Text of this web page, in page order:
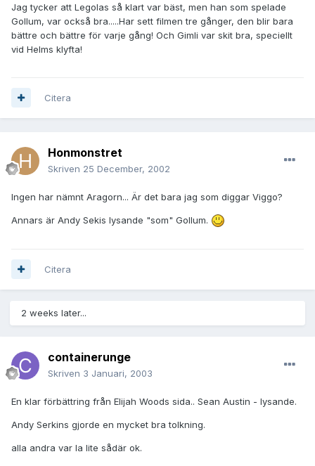
Jag tycker att Legolas så klart var bäst, men han som spelade
Gollum, var också bra.....Har sett filmen tre gånger, den blir bara
bättre och bättre för varje gång! Och Gimli var skit bra, speciellt
vid Helms klyfta!
Citera
Honmonstret
Skriven 25 December, 2002
Ingen har nämnt Aragorn... Är det bara jag som diggar Viggo?
Annars är Andy Sekis lysande "som" Gollum.
Citera
2 weeks later...
containerunge
Skriven 3 Januari, 2003
En klar förbättring från Elijah Woods sida.. Sean Austin - lysande.
Andy Serkins gjorde en mycket bra tolkning.
alla andra var la lite sådär ok.